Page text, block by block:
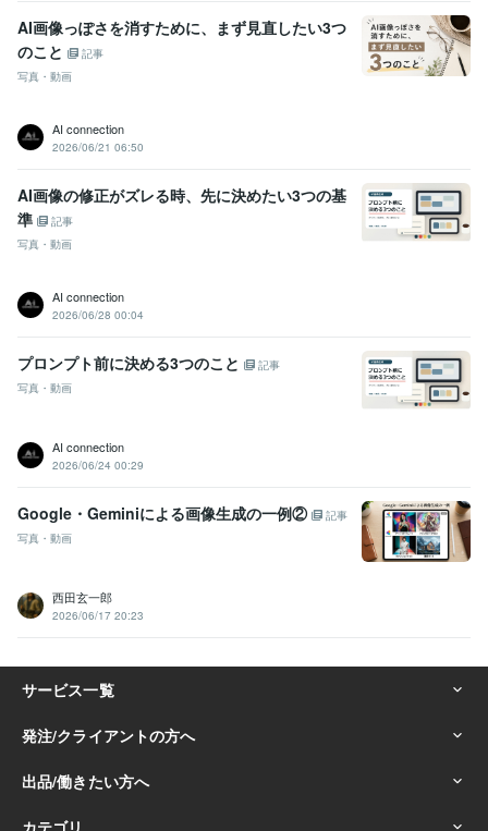
AI画像っぽさを消すために、まず見直したい3つ
のこと
記事
写真・動画
AI connection
2026/06/21 06:50
AI画像の修正がズレる時、先に決めたい3つの基
準
記事
写真・動画
AI connection
2026/06/28 00:04
プロンプト前に決める3つのこと
記事
写真・動画
AI connection
2026/06/24 00:29
Google・Geminiによる画像生成の一例②
記事
写真・動画
西田玄一郎
2026/06/17 20:23